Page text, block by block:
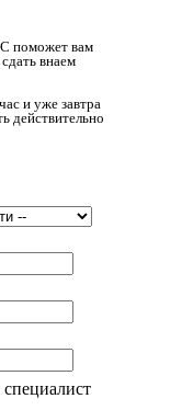
поможет вам
внаем
и уже завтра
действительно